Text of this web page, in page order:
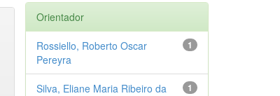
Orientador
1
Rossiello, Roberto Oscar
Pereyra
1
Silva, Eliane Maria Ribeiro da